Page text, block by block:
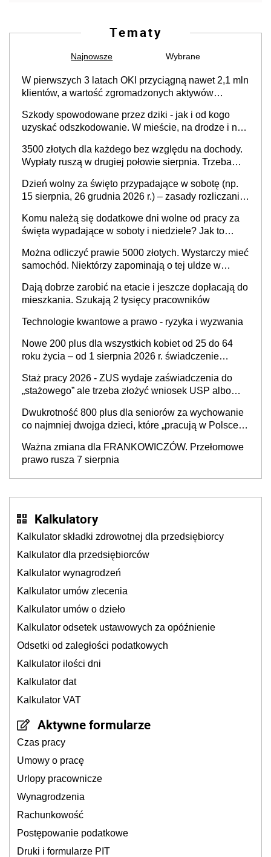
Tematy
Najnowsze Wybrane
W pierwszych 3 latach OKI przyciągną nawet 2,1 mln
klientów, a wartość zgromadzonych aktywów
Szkody spowodowane przez dziki - jak i od kogo
uzyskać odszkodowanie. W mieście, na drodze i na
3500 złotych dla każdego bez względu na dochody.
Wypłaty ruszą w drugiej połowie sierpnia. Trzeba
Dzień wolny za święto przypadające w sobotę (np.
15 sierpnia, 26 grudnia 2026 r.) – zasady rozliczania
i administracja publiczna), najczęstsze pytania
Komu należą się dodatkowe dni wolne od pracy za
święta wypadające w soboty i niedziele? Jak to
Można odliczyć prawie 5000 złotych. Wystarczy mieć
samochód. Niektórzy zapominają o tej uldze w
Dają dobrze zarobić na etacie i jeszcze dopłacają do
mieszkania. Szukają 2 tysięcy pracowników
Technologie kwantowe a prawo - ryzyka i wyzwania
Nowe 200 plus dla wszystkich kobiet od 25 do 64
roku życia – od 1 sierpnia 2026 r. świadczenie
Staż pracy 2026 - ZUS wydaje zaświadczenia do
„stażowego” ale trzeba złożyć wniosek USP albo
zaświadczenie z ZUS?
Dwukrotność 800 plus dla seniorów za wychowanie
co najmniej dwojga dzieci, które „pracują w Polsce i
podatków? Zapadła decyzja Sejmu
Ważna zmiana dla FRANKOWICZÓW. Przełomowe
prawo rusza 7 sierpnia
Kalkulatory
Kalkulator składki zdrowotnej dla przedsiębiorcy
Kalkulator dla przedsiębiorców
Kalkulator wynagrodzeń
Kalkulator umów zlecenia
Kalkulator umów o dzieło
Kalkulator odsetek ustawowych za opóźnienie
Odsetki od zaległości podatkowych
Kalkulator ilości dni
Kalkulator dat
Kalkulator VAT
Aktywne formularze
Czas pracy
Umowy o pracę
Urlopy pracownicze
Wynagrodzenia
Rachunkowość
Postępowanie podatkowe
Druki i formularze PIT